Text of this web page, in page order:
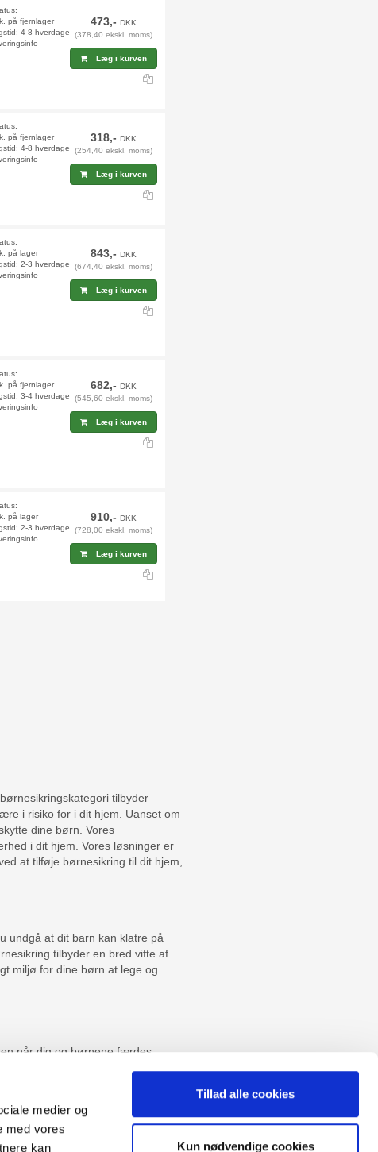
medier og
med vores
kan
Tillad alle cookies
Kun nødvendige cookies
på fjernlager
4-8 hverdage
473,-DKK
(378,40 ekskl. moms)
Læg i kurven
på fjernlager
4-8 hverdage
318,-DKK
(254,40 ekskl. moms)
Læg i kurven
på lager
2-3 hverdage
843,-DKK
(674,40 ekskl. moms)
Læg i kurven
på fjernlager
3-4 hverdage
682,-DKK
(545,60 ekskl. moms)
Læg i kurven
på lager
2-3 hverdage
910,-DKK
(728,00 ekskl. moms)
Læg i kurven
tilbyder
i risiko for i dit hjem. Uanset om
dine børn. Vores
i dit hjem. Vores løsninger er
at tilføje børnesikring til dit hjem,
undgå at dit barn kan klatre på
tilbyder en bred vifte af
miljø for dine børn at lege og
når dig og børnene færdes
hos Føniks!